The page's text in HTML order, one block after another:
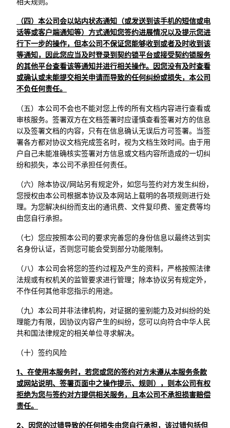
（四）本公司会以站内状态通知（或发送到该手机的短信或电
话等或客户端通知等）方式通知您签约进展情况以及提示您进
行下一步的操作，但本公司不保证您能够收到或者及时收到该
等通知，因此您应当及时登录到契约锁平台或接受契约锁服务
的其他平台查看该等通知并进行相关操作。因您没有及时查看
或确认或未能提交相关申请而导致的任何纠纷或损失，本公司
不负任何责任。
（五）本公司不会也不能对您上传的所有文档内容进行查看或
审核服务。签署双方在文档签署时应谨慎查看签署对方的信息
以及签署文档的内容，只有在信息确认无误后方可签署。当签
署各方都对协议文档完成签名时，视为文档生效时间。由于用
户自己未能准确核实签署对方信息或文档内容所造成的一切纠
纷和损失，本公司不承担任何责任。
（六）除本协议/网站另有规定外，如您与签约对方发生纠纷，
您授权由本公司根据本协议及本网站上载明的各项规则进行处
理。为您解决纠纷而支出的通讯费、文件复印费、鉴定费等均
由您自行承担。
（七）您应按照本公司的要求完善您的身份信息以最终达到实
名身份认证，否则您可能会受到部分功能限制。
（八）本公司会将您的签约过程及产生的资料，严格按照法律
法规或有权机关的监管要求进行管理；除本协议另有规定外，
不作任何其他非您指示的用途。
（九）本公司并非法律机构，对证据的鉴别能力及对纠纷的处
理能力有限，因协议内容产生的纠纷，您可以向符合中华人民
共和国法律规定的相关单位寻求解决。
（十）签约风险
1、在使用本服务时，若您或您的签约对方未遵从本服务条款
或网站说明、签署页面中之操作提示、规则），则本公司有权
拒绝为您与签约对方提供相关服务，且本公司不承担损害赔偿
责任。
2、因您的过错导致的任何损失由您自行承担，该过错包括但